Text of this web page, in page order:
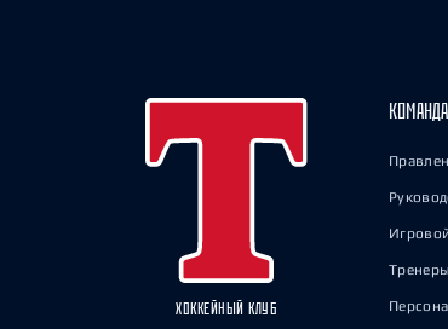
ХОККЕЙНЫЙ КЛУБ
КОМАНДА
Тренеры